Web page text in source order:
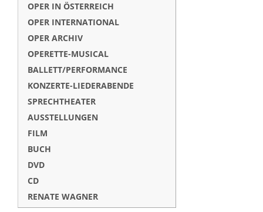
OPER IN ÖSTERREICH
OPER INTERNATIONAL
OPER ARCHIV
OPERETTE-MUSICAL
BALLETT/PERFORMANCE
KONZERTE-LIEDERABENDE
SPRECHTHEATER
AUSSTELLUNGEN
FILM
BUCH
DVD
CD
RENATE WAGNER